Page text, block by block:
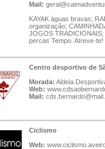
Mail:
KAYAK àguas bravas;
organização;
JOGOS
percas Tempo. Atreve-te!
Centro desportivo de
Morada: Aldeia
Web:
Mail:
Ciclismo
Web: